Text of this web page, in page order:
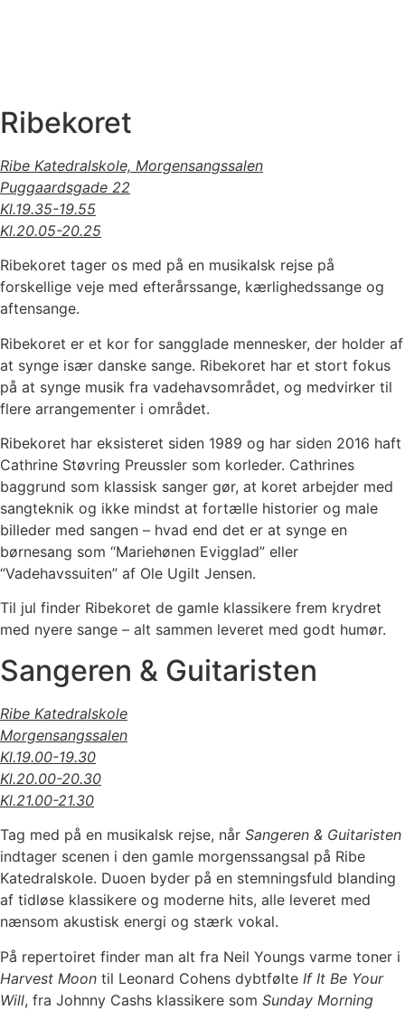
Ribekoret
Ribe Katedralskole, Morgensangssalen
Puggaardsgade 22
Kl.19.35-19.55
Kl.20.05-20.25
Ribekoret tager os med på en musikalsk rejse på
forskellige veje med efterårssange, kærlighedssange og
aftensange.
Ribekoret er et kor for sangglade mennesker, der holder af
at synge især danske sange. Ribekoret har et stort fokus
på at synge musik fra vadehavsområdet, og medvirker til
flere arrangementer i området.
Ribekoret har eksisteret siden 1989 og har siden 2016 haft
Cathrine Støvring Preussler som korleder. Cathrines
baggrund som klassisk sanger gør, at koret arbejder med
sangteknik og ikke mindst at fortælle historier og male
billeder med sangen – hvad end det er at synge en
børnesang som “Mariehønen Evigglad” eller
“Vadehavssuiten” af Ole Ugilt Jensen.
Til jul finder Ribekoret de gamle klassikere frem krydret
med nyere sange – alt sammen leveret med godt humør.
Sangeren & Guitaristen
Ribe Katedralskole
Morgensangssalen
Kl.19.00-19.30
Kl.20.00-20.30
Kl.21.00-21.30
Tag med på en musikalsk rejse, når Sangeren & Guitaristen
indtager scenen i den gamle morgenssangsal på Ribe
Katedralskole. Duoen byder på en stemningsfuld blanding
af tidløse klassikere og moderne hits, alle leveret med
nænsom akustisk energi og stærk vokal.
På repertoiret finder man alt fra Neil Youngs varme toner i
Harvest Moon til Leonard Cohens dybtfølte If It Be Your
Will, fra Johnny Cashs klassikere som Sunday Morning